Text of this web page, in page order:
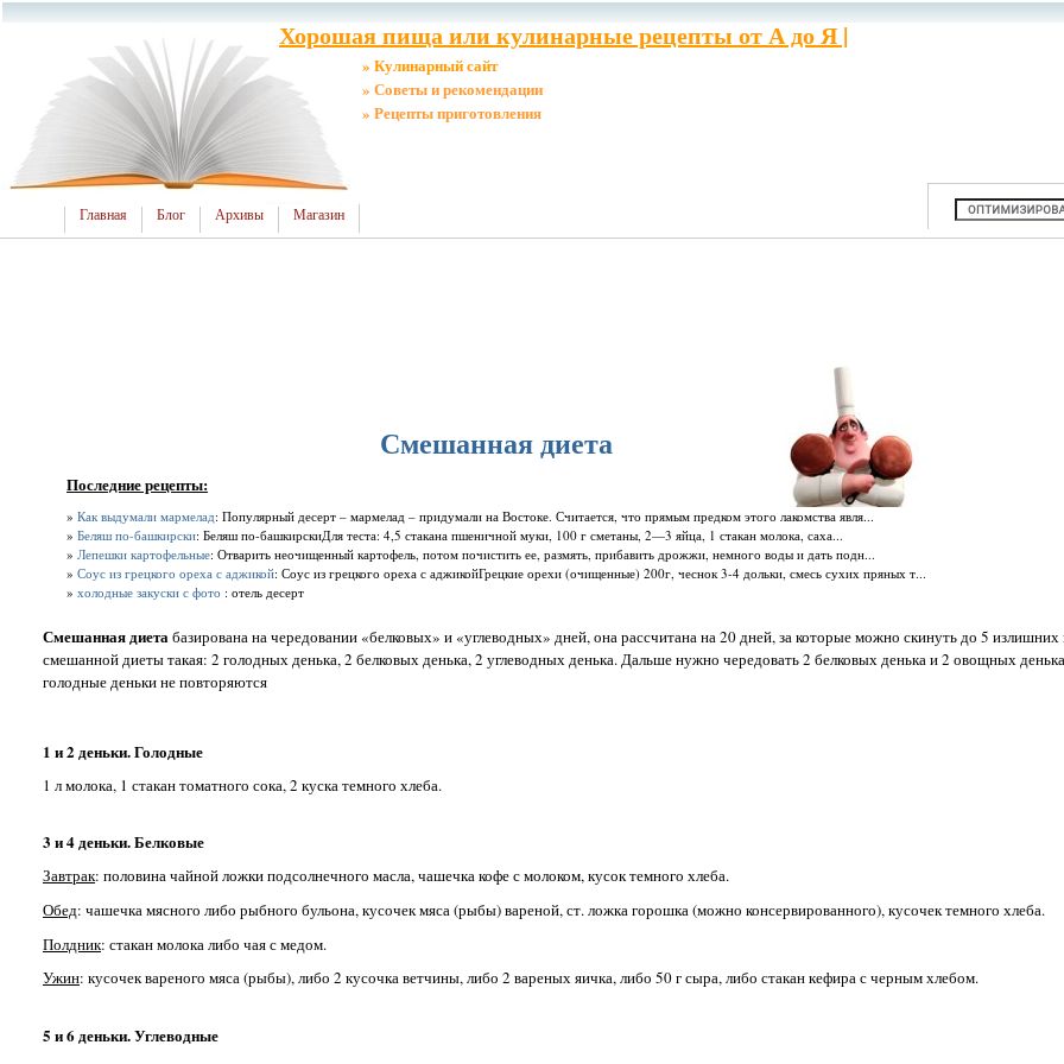
Хорошая пища или кулинарные рецепты от А до Я |
» Кулинарный сайт
» Советы и рекомендации
» Рецепты приготовления
Главная Блог Архивы Магазин
Смешанная диета
Последние рецепты:
» Как выдумали мармелад: Популярный десерт – мармелад – придумали на Востоке. Считается, что прямым предком этого лакомства явля...
» Беляш по-башкирски: Беляш по-башкирскиДля теста: 4,5 стакана пшеничной муки, 100 г сметаны, 2—3 яйца, 1 стакан молока, саха...
» Лепешки картофельные: Отварить неочищенный картофель, потом почистить ее, размять, прибавить дрожжи, немного воды и дать подн...
» Соус из грецкого ореха с аджикой: Соус из грецкого ореха с аджикойГрецкие орехи (очищенные) 200г, чеснок 3-4 дольки, смесь сухих пряных т...
» холодные закуски с фото : отель десерт
Смешанная диетабазирована на чередовании «белковых» и «углеводных» дней, она рассчитана на 20 дней, за которые можно скинуть до 5
смешанной диеты такая: 2 голодных денька, 2 белковых денька, 2 углеводных денька. Дальше нужно чередовать 2 белковых денька и 2 овощных
голодные деньки не повторяются
1 и 2 деньки. Голодные
1 л молока, 1 стакан томатного сока, 2 куска темного хлеба.
3 и 4 деньки. Белковые
Завтрак: половина чайной ложки подсолнечного масла, чашечка кофе с молоком, кусок темного хлеба.
Обед: чашечка мясного либо рыбного бульона, кусочек мяса (рыбы) вареной, ст. ложка горошка (можно консервированного), кусочек темного хлеба.
Полдник: стакан молока либо чая с медом.
Ужин: кусочек вареного мяса (рыбы), либо 2 кусочка ветчины, либо 2 вареных яичка, либо 50 г сыра, либо стакан кефира с черным хлебом.
5 и 6 деньки. Углеводные